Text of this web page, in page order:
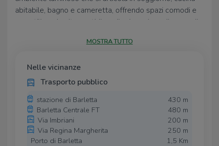
abitabile, bagno e cameretta, offrendo spazi comodi e
versatili per la vita quotidiana. Il primo piano dispone di
cucina abitabile e una spaziosa camera da letto,
La presenza del doppio ingresso e la distribuzione su
livelli rendono la soluzione particolarmente interessante
anche per chi è alla ricerca di un immobile da
personalizzare o da destinare a investimento.
Soluzione indipendente, senza spese condominiali, in
posizione strategica tra tranquillità e servizi.
MOSTRA TUTTO
Nelle vicinanze
Trasporto pubblico
stazione di Barletta
430 m
Barletta Centrale FT
480 m
Via Imbriani
200 m
Via Regina Margherita
250 m
Porto di Barletta
1,5 Km